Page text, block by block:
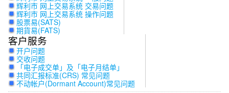
辉利市 网上交易系统 交易问题
辉利市 网上交易系统 操作问题
股票易(SATS)
期貨易(FATS)
客户服务
开户问题
交收问题
「电子成交单」及「电子月结单」
共同汇报标准(CRS) 常见问题
不动帐户(Dormant Account)常见问题